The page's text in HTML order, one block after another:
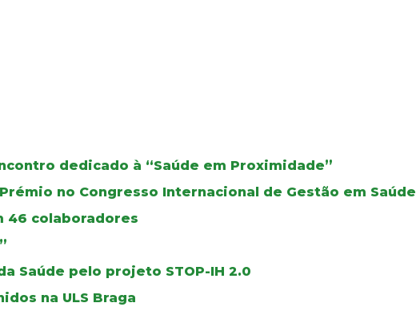
dedicado à “Saúde em Proximidade”
no Congresso Internacional de Gestão em Saúde
46 colaboradores
Saúde pelo projeto STOP-IH 2.0
na ULS Braga